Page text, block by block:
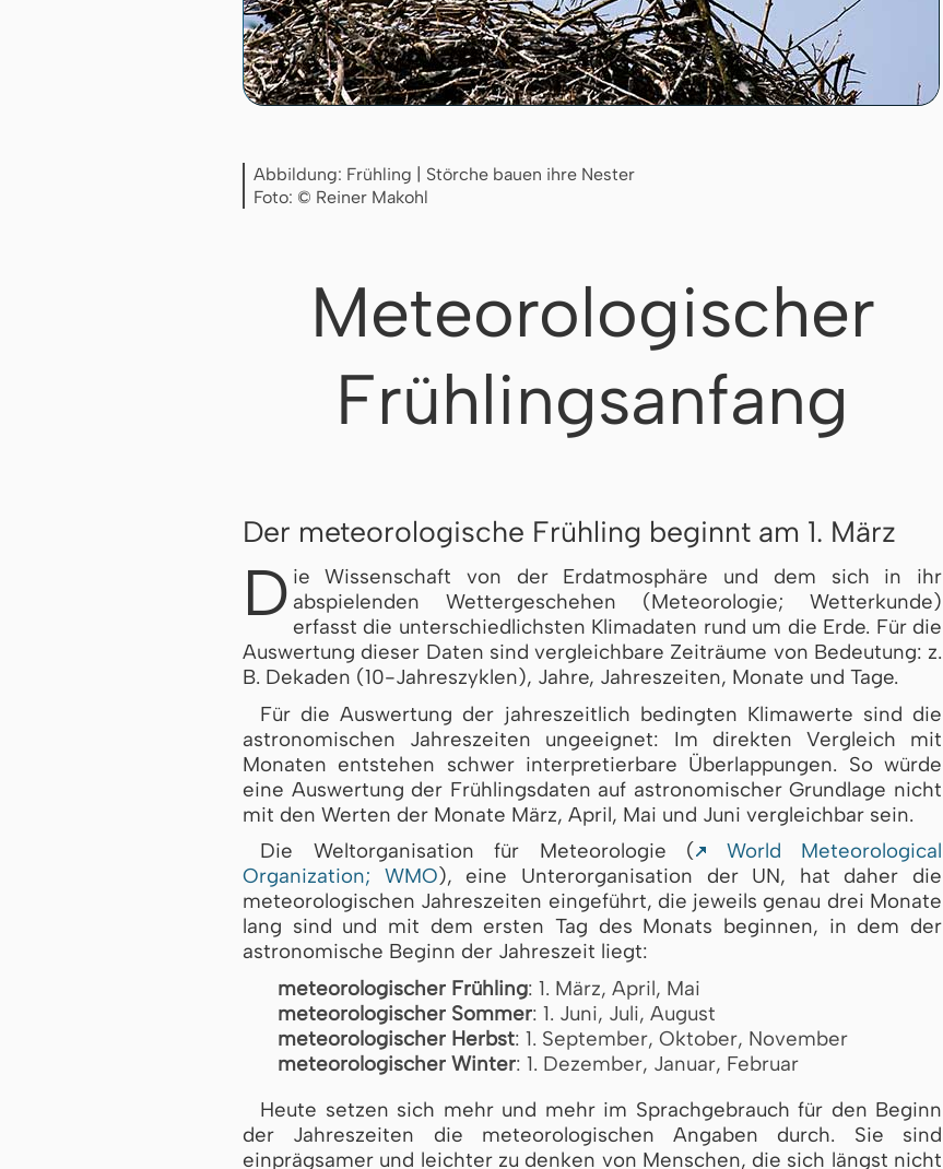
Abbildung: Frühling | Störche bauen ihre Nester
Foto: © Reiner Makohl
Meteorologischer
Frühlingsanfang
Der meteorologische Frühling beginnt am 1. März
D ie Wissenschaft von der Erdatmosphäre und dem sich in ihr
abspielenden Wettergeschehen (Meteorologie; Wetterkunde)
erfasst die unterschiedlichsten Klimadaten rund um die Erde. Für die
Auswertung dieser Daten sind vergleichbare Zeiträume von Bedeutung: z.
B. Dekaden (10-Jahreszyklen), Jahre, Jahreszeiten, Monate und Tage.
Für die Auswertung der jahreszeitlich bedingten Klimawerte sind die
astronomischen Jahreszeiten ungeeignet: Im direkten Vergleich mit
Monaten entstehen schwer interpretierbare Überlappungen. So würde
eine Auswertung der Frühlingsdaten auf astronomischer Grundlage nicht
mit den Werten der Monate März, April, Mai und Juni vergleichbar sein.
Die Weltorganisation für Meteorologie (
World Meteorological
Organization; WMO), eine Unterorganisation der UN, hat daher die
meteorologischen Jahreszeiten eingeführt, die jeweils genau drei Monate
lang sind und mit dem ersten Tag des Monats beginnen, in dem der
astronomische Beginn der Jahreszeit liegt:
meteorologischer Frühling: 1. März, April, Mai
meteorologischer Sommer: 1. Juni, Juli, August
meteorologischer Herbst: 1. September, Oktober, November
meteorologischer Winter: 1. Dezember, Januar, Februar
Heute setzen sich mehr und mehr im Sprachgebrauch für den Beginn
der Jahreszeiten die meteorologischen Angaben durch. Sie sind
einprägsamer und leichter zu denken von Menschen, die sich längst nicht